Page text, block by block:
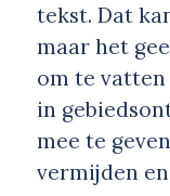
tekst. Dat
maar het
om te
in
mee te
vermijden